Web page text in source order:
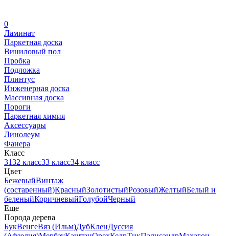
0
Ламинат
Паркетная доска
Виниловый пол
Пробка
Подложка
Плинтус
Инженерная доска
Массивная доска
Пороги
Паркетная химия
Аксессуары
Линолеум
Фанера
Класс
3132 класс33 класс34 класс
Цвет
БежевыйВинтаж
(состаренный)КрасныйЗолотистыйРозовыйЖелтыйБелый и
беленыйКоричневыйГолубойЧерный
Еще
Порода дерева
БукВенгеВяз (Ильм)ДубКленДуссия